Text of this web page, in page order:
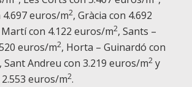
euros/m2, Gràcia con 4.692
Martí con 4.122 euros/m2, Sants –
euros/m2, Horta – Guinardó con
, Sant Andreu con 3.219 euros/m2 y
euros/m2.